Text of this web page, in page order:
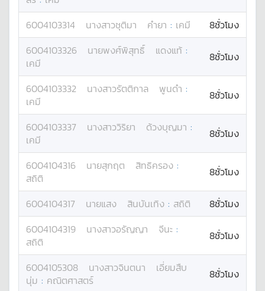
6004103314 นางสาวชุติมา คำยา : เคมี
8ชั่วโมง
6004103326
นายพงศ์พิสุทธิ์ แดงแท้ :
เคมี
8ชั่วโมง
6004103332 นางสาวรัตติกาล พูนดำ :
เคมี
8ชั่วโมง
6004103337 นางสาววิริยา ด้วงบุญมา :
เคมี
8ชั่วโมง
6004104316 นายสุกฤต สิทธิครอง :
สถิติ
8ชั่วโมง
6004104317 นายแสง สินบันเทิง : สถิติ
8ชั่วโมง
6004104319
นางสาวอรัญญา จีนะ :
สถิติ
8ชั่วโมง
6004105308 นางสาวจินตนา
เอี่ยมสืบ
นุ่ม : คณิตศาสตร์ 8ชั่วโมง